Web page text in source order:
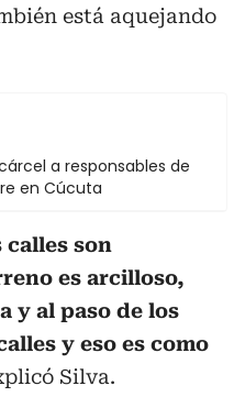
está aquejando
a responsables de
en Cúcuta
calles son
es arcilloso,
y al paso de los
y eso es como
Silva.